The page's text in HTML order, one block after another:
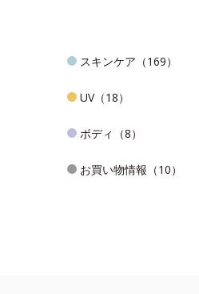
スキンケア（169）
UV（18）
ボディ（8）
お買い物情報（10）